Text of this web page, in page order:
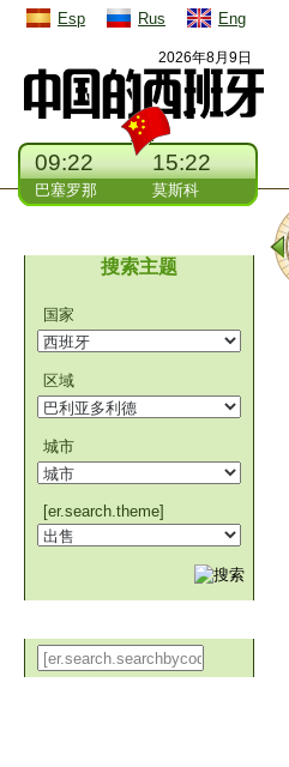
Esp Rus Eng
2026年8月9日
09:22
巴塞罗那
15:22
莫斯科
搜索主题
国家
区域
城市
[er.search.theme]